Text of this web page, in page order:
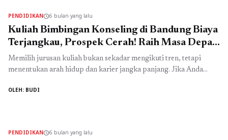
PENDIDIKANschedule6 bulan yang lalu
Kuliah Bimbingan Konseling di Bandung Biaya
Terjangkau, Prospek Cerah! Raih Masa Depan
Bersama Universitas Ma’soem
Memilih jurusan kuliah bukan sekadar mengikuti tren, tetapi
menentukan arah hidup dan karier jangka panjang. Jika Anda
remaja, serta ingin berperan dalam membangun generasi yang
OLEH: BUDI
PENDIDIKANschedule6 bulan yang lalu